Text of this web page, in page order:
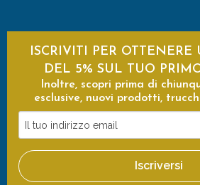
ISCRIVITI PER OTTENERE
DEL 5% SUL TUO
Inoltre, scopri prima di
esclusive, nuovi prodotti,
tuo
indirizzo
email
Iscriversi